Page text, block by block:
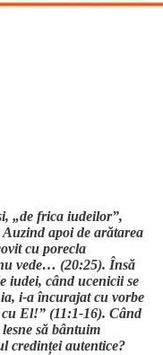
„de frica iudeilor”,
apoi de arătarea
cu porecla
vede… (20:25). Însă
iudei, când ucenicii se
i-a încurajat cu vorbe
El!” (11:1-16). Când
să bântuim
credinței autentice?